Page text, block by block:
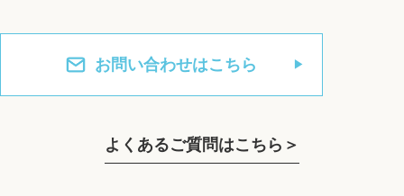
お問い合わせはこちら
よくあるご質問はこちら＞